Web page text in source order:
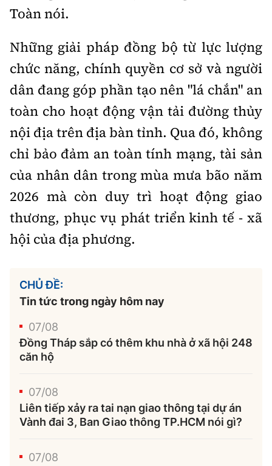
Toàn nói.
Những giải pháp đồng bộ từ lực lượng
chức năng, chính quyền cơ sở và người
dân đang góp phần tạo nên "lá chắn" an
toàn cho hoạt động vận tải đường thủy
nội địa trên địa bàn tỉnh. Qua đó, không
chỉ bảo đảm an toàn tính mạng, tài sản
của nhân dân trong mùa mưa bão năm
2026 mà còn duy trì hoạt động giao
thương, phục vụ phát triển kinh tế - xã
hội của địa phương.
CHỦ ĐỀ:
Tin tức trong ngày hôm nay
07/08
Đồng Tháp sắp có thêm khu nhà ở xã hội 248
căn hộ
07/08
Liên tiếp xảy ra tai nạn giao thông tại dự án
Vành đai 3, Ban Giao thông TP.HCM nói gì?
07/08